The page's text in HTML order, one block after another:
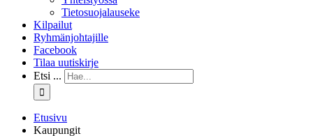
Tietosuojalauseke
Kilpailut
Ryhmänjohtajille
Facebook
Tilaa uutiskirje
Etsi ...
Etusivu
Kaupungit